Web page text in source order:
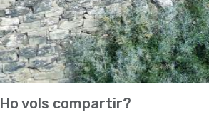
Ho vols compartir?